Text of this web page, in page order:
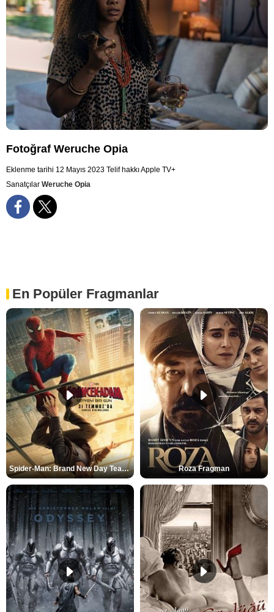
Fotoğraf Weruche Opia
Eklenme tarihi 12 Mayıs 2023 Telif hakkı Apple TV+
Sanatçılar Weruche Opia
En Popüler Fragmanlar
Spider-Man: Brand New Day Teaser Roza Fragman